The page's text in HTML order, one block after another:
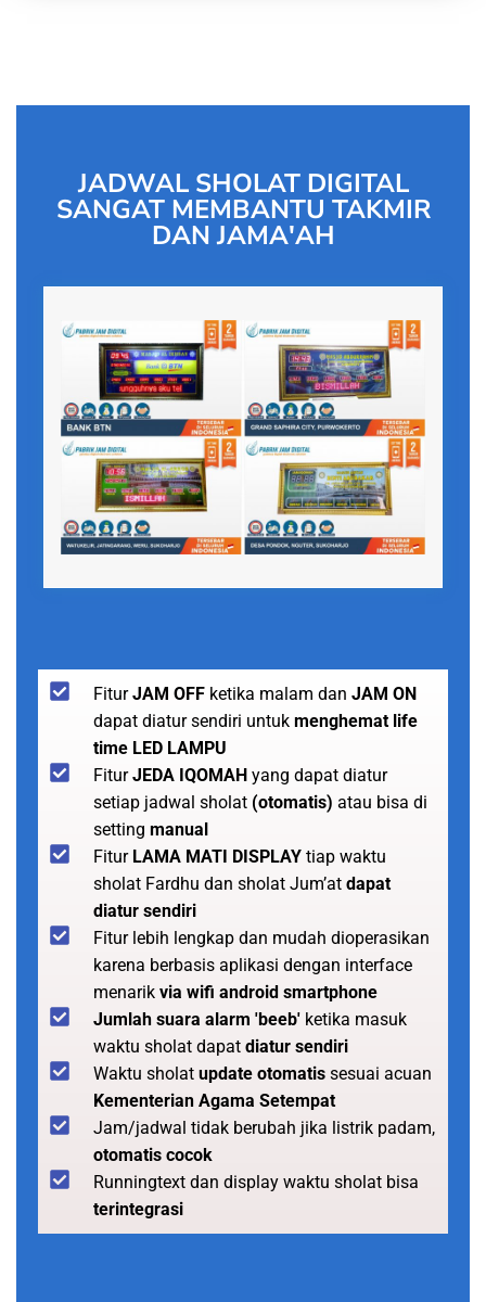
JADWAL SHOLAT DIGITAL
SANGAT MEMBANTU TAKMIR
DAN JAMA'AH
FiturJAM OFF ketika malam dan JAM ON
dapat diatur sendiri untuk menghemat life
time LED LAMPU
FiturJEDA IQOMAH yang dapat diatur
setiap jadwal sholat (otomatis) atau bisa di
setting manual
Fitur LAMA MATI DISPLAY tiap waktu
sholat Fardhu dan sholat Jum’at dapat
diatur sendiri
Fitur lebih lengkap dan mudah dioperasikan
karena berbasis aplikasi dengan interface
menarik via wifi android smartphone
Jumlah suara alarm 'beeb' ketika masuk
waktu sholat dapat diatur sendiri
Waktu sholat update otomatis sesuai acuan
Kementerian Agama Setempat
Jam/jadwal tidak berubah jika listrik padam,
otomatis cocok
Runningtext dan display waktu sholat bisa
terintegrasi